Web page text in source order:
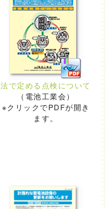
法で定める点検について
（電池工業会）
※クリックでPDFが開き
ます。